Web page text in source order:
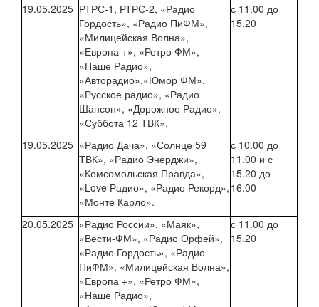
19.05.2025 РТРС-1, РТРС-2, «Радио
Гордость», «Радио ПиФМ»,
«Милицейская Волна»,
«Европа +», «Ретро ФМ»,
«Наше Радио»,
«Авторадио»,«Юмор ФМ»,
«Русское радио», «Радио
Шансон», «Дорожное Радио»,
«Суббота 12 ТВК».
с 11.00 до
15.20
19.05.2025 «Радио Дача», «Солнце 59
ТВК», «Радио Энерджи»,
«Комсомольская Правда»,
«Love Радио», «Радио Рекорд»,
«Монте Карло».
с 10.00 до
11.00 и с
15.20 до
16.00
20.05.2025 «Радио России», «Маяк»,
«Вести-ФМ», «Радио Орфей»,
«Радио Гордость», «Радио
ПиФМ», «Милицейская Волна»,
«Европа +», «Ретро ФМ»,
«Наше Радио»,
с 11.00 до
15.20